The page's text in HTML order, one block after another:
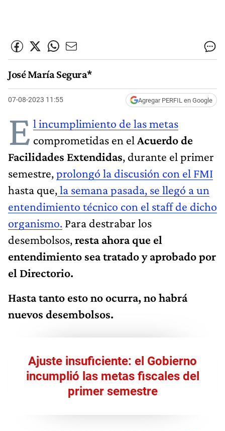
José María Segura*
07-08-2023 11:55 Agregar PERFIL en Google
E l incumplimiento de las metas
comprometidas en el Acuerdo de
Facilidades Extendidas, durante el primer
semestre,prolongó la discusión con el FMI
hasta que,la semana pasada, se llegó a un
entendimiento técnico con el staff de dicho
organismo. Para destrabar los
desembolsos,resta ahora que el
entendimiento sea tratado y aprobado por
el Directorio.
Hasta tanto esto no ocurra, no habrá
nuevos desembolsos.
Ajuste insuficiente: el Gobierno
incumplió las metas fiscales del
primer semestre